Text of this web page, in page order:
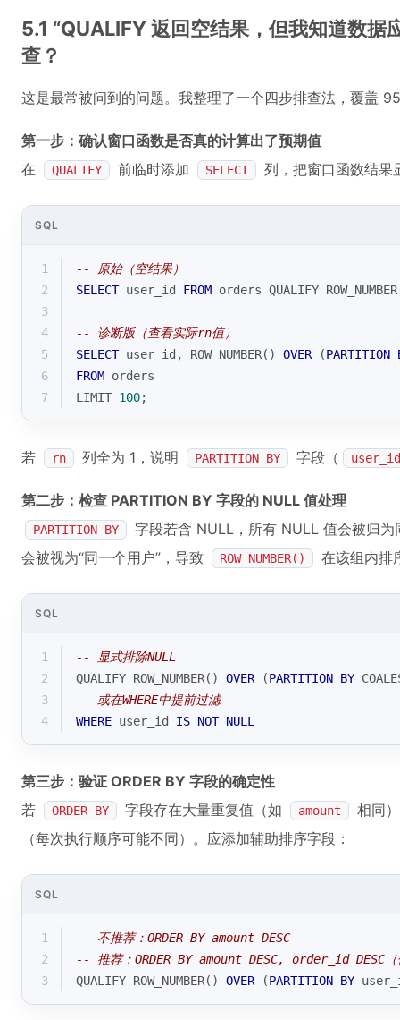
5.1 “QUALIFY 返回空结果，但我知道数
查？
这是最常被问到的问题。我整理了一个四步排查法，覆盖
第一步：确认窗口函数是否真的计算出了预期值
在
QUALIFY 前临时添加 SELECT 列，把窗口函数结果
SQL
1
-- 原始（空结果）
2
SELECT user_id FROM orders QUALIFY ROW_NUMBER
3
4
-- 诊断版（查看实际rn值）
5
SELECT user_id, ROW_NUMBER() OVER (PARTITION
6
FROM orders
7
LIMIT 100;
若 rn 列全为 1，说明 PARTITION BY 字段（ user_id
第二步：检查 PARTITION BY 字段的 NULL 值处理
PARTITION BY
字段若含 NULL，所有 NULL 值会被归
会被视为“同一个用户”，导致
ROW_NUMBER() 在该组内排
SQL
1
-- 显式排除NULL
2
QUALIFY ROW_NUMBER() OVER (PARTITION BY
3
-- 或在WHERE中提前过滤
4
WHERE user_id IS NOT NULL
第三步：验证 ORDER BY 字段的确定性
若
ORDER BY 字段存在大量重复值（如 amount
相同
（每次执行顺序可能不同）。应添加辅助排序字段：
SQL
1
-- 不推荐：ORDER BY amount DESC
2
-- 推荐：ORDER BY amount DESC, order_id DESC（
3
QUALIFY ROW_NUMBER() OVER (PARTITION BY